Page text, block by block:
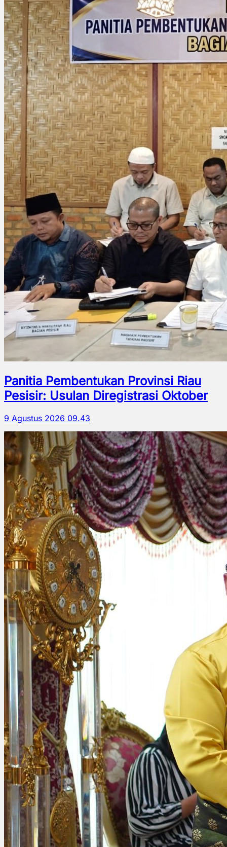
Panitia Pembentukan Provinsi Riau
Pesisir: Usulan Diregistrasi Oktober
9 Agustus 2026 09.43